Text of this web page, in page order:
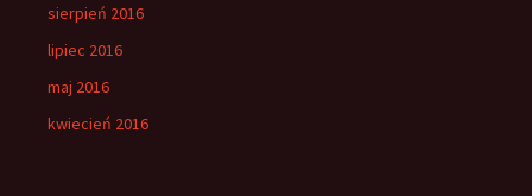
sierpień 2016
lipiec 2016
maj 2016
kwiecień 2016